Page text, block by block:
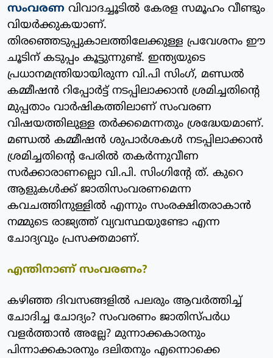
സംവരണ വിവാദച്ചൂടില്‍ കേരള സമൂഹം വീണ്ടും
വിയര്‍ക്കുകയാണ്.
തിരഞ്ഞെടുപ്പുകാലത്തിലേക്കുള്ള പ്രവേശനം ഈ
ചൂടിന് കടുപ്പം കൂട്ടുന്നുണ്ട്. ഇന്ത്യയുടെ
പ്രധാനമന്ത്രിയായിരുന്ന വി.പി സിംഗ്, മണ്ഡല്‍
കമ്മീഷന്‍ റിപ്പോര്‍ട്ട് നടപ്പിലാക്കാന്‍ ശ്രമിച്ചതിന്റെ
മുപ്പതാം വാര്‍ഷികത്തിലാണ് സംവരണ
വിഷയത്തിലുള്ള തര്‍ക്കമെന്നതും ശ്രദ്ധേയമാണ്.
മണ്ഡല്‍ കമ്മീഷന്‍ ശുപാര്‍ശകള്‍ നടപ്പിലാക്കാന്‍
ശ്രമിച്ചതിന്റെ പേരില്‍ തകര്‍ന്നുവീണ
സര്‍ക്കാരാണല്ലൊ വി.പി. സിംഗിന്റേ ത്. കുറെ
ആളുകള്‍ക്ക് ജാതിസംവരണമെന്ന
കവചത്തിനുള്ളില്‍ എന്നും സംരക്ഷിതരാകാന്‍
നമ്മുടെ രാജ്യത്ത് വ്യവസ്ഥയുണ്ടോ എന്ന
ചോദ്യവും പ്രസക്തമാണ്.
എന്തിനാണ് സംവരണം?
കഴിഞ്ഞ ദിവസങ്ങളില്‍ പലരും ആവര്‍ത്തിച്ച്
ചോദിച്ച ചോദ്യം? സംവരണം ജാതിസ്പര്‍ധ
വളര്‍ത്താന്‍ അല്ലേ? മുന്നാക്കകാരനും
പിന്നാക്കകാരനും ദലിതനും എന്നൊക്കെ